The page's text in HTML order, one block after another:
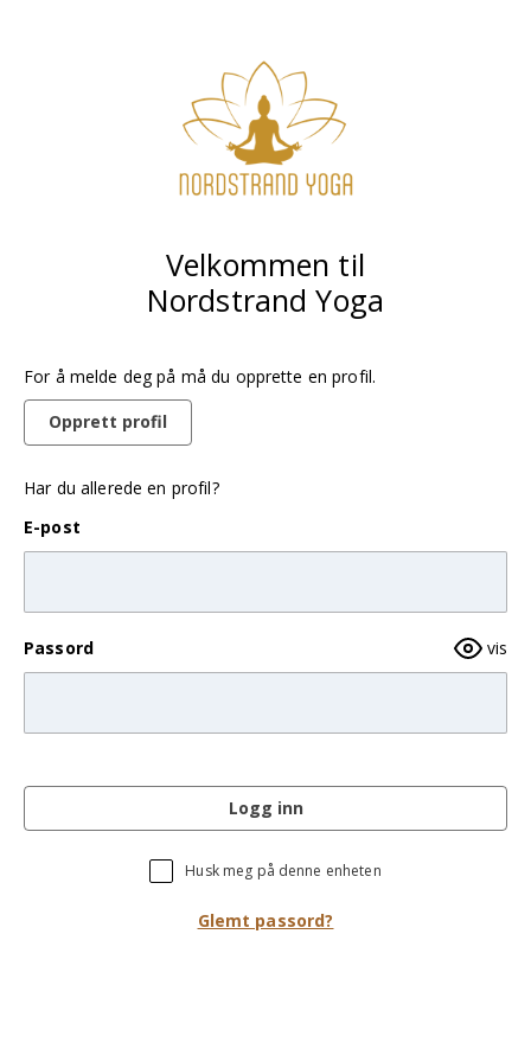
Velkommen til
Nordstrand Yoga
For å melde deg på må du opprette en profil.
Opprett profil
Har du allerede en profil?
E-post
Passord vis
Logg inn
Husk meg på denne enheten
Glemt passord?